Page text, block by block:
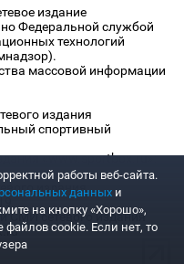
издание
Федеральной службой
технологий
массовой информации
издания
спортивный
«www.sportbox.ru»:
издания
СМИ сетевого издания
работы веб-сайта.
данных и
на кнопку «Хорошо»,
cookie. Если нет, то